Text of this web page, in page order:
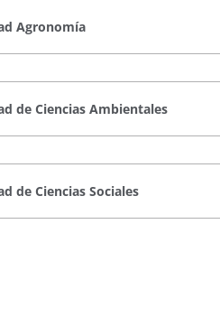
Agronomía
de Ciencias Ambientales
de Ciencias Sociales